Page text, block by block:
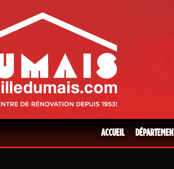
ACCUEIL